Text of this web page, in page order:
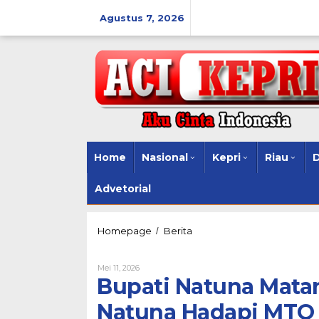
Agustus 7, 2026
Home Nasional Kepri Riau
Advetorial
Homepage / Berita
Kafilah
Natuna
Hadapi
Mei 11, 2026Oleh
Acikepri.com
Bupati Natuna
Natuna Hadapi